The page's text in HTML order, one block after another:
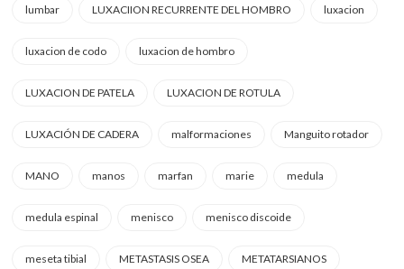
lumbar LUXACIION RECURRENTE DEL HOMBRO luxacion
luxacion de codo luxacion de hombro
LUXACION DE PATELA LUXACION DE ROTULA
LUXACIÓN DE CADERA malformaciones Manguito rotador
MANO manos marfan marie medula
medula espinal menisco menisco discoide
meseta tibial METASTASIS OSEA METATARSIANOS